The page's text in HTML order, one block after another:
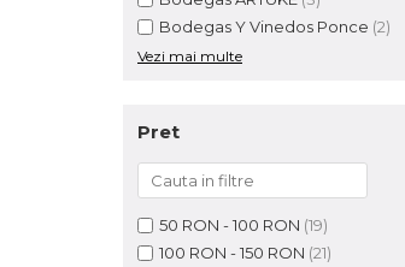
Bodegas Y Vinedos Ponce (2)
Vezi mai multe
Pret
50 RON - 100 RON (19)
100 RON - 150 RON (21)